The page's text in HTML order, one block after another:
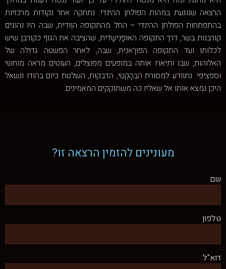
הרצאה שנוגעת במהות הפולחן ההינדי. נתחקה אחר נקודות מרכזיות
בהתפתחות הפולחן ההינדי – החל מהתקופה הוֶודִית, שבה היו נהוגים
קורבנות בשר, דרך התקופה האוּפָּנִישָדִית, שהציבה את הגוף כקורבן שיש
לכלותו ועד התקופה הפּוּרָאנִית, שבה, לאחר הפשטה גדולה של
האלוהות, שבו ותיארו אותה במופעים מפוצלים, העוטים מראה מוחשי
וספציפי. נתוודע למסורת הבְּהָקְטִי, הדבקות, השלטת כיום בהודו ונשאל
היכן נמצא אותו אל שאליו כה משתוקקים המאמינים.
מעונינים להזמין הרצאה זו?
שם
טלפון
דוא"ל